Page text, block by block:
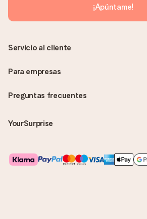
¡Apúntame!
Preguntas frecuentes
YourSurprise
Servicio al cliente
Para empresas